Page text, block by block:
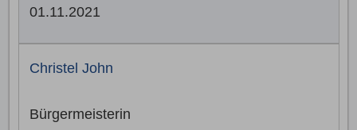
01.11.2021
Christel John
Bürgermeisterin